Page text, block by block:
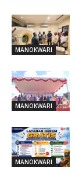
MANOKWARI
MANOKWARI
MANOKWARI